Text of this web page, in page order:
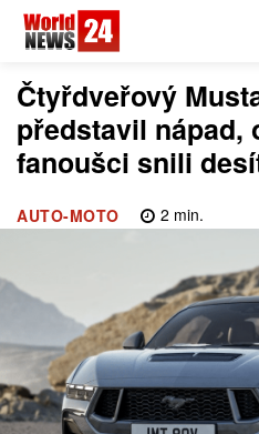
Čtyřdveřový
představil nápad,
fanoušci snili
AUTO-MOTO 2 min.